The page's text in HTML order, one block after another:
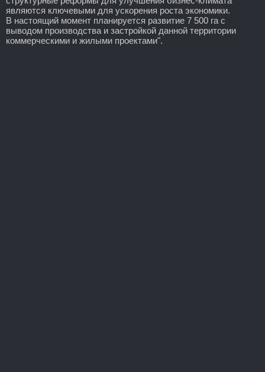
являются ключевыми для ускорения роста экономики.
В настоящий момент планируется развитие 7 500 га с
выводом производства и застройкой данной территории
коммерческими и жилыми проектами".